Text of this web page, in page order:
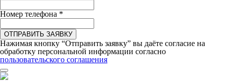
Номер телефона *
ОТПРАВИТЬ ЗАЯВКУ
Нажимая кнопку “Отправить заявку” вы даёте согласие на
обработку персональной информации согласно
пользовательского соглашения